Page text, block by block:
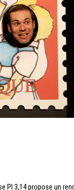
PI 3,14 propose un